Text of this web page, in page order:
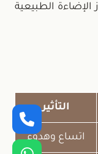
الإضاءة الطبيعية
التأثير
اتساع وهدوء